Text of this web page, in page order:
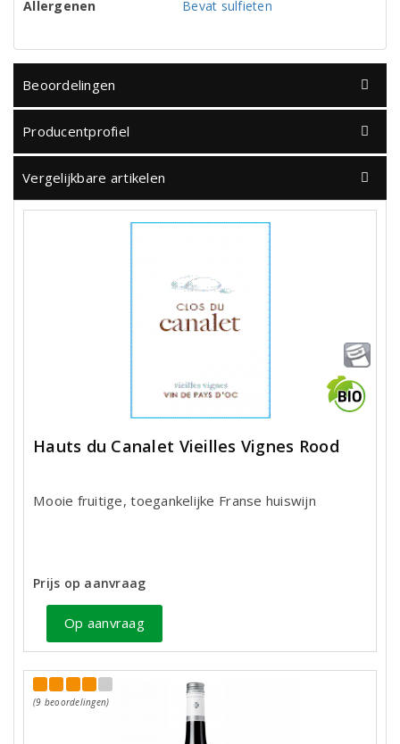
Allergenen Bevat sulfieten
Beoordelingen
Producentprofiel
Vergelijkbare artikelen
Hauts du Canalet Vieilles Vignes Rood
Mooie fruitige, toegankelijke Franse huiswijn
Prijs op aanvraag
Op aanvraag
(9 beoordelingen)